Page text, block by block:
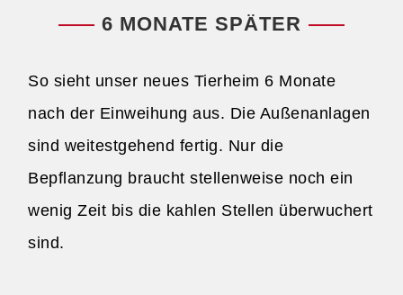
6 MONATE SPÄTER
So sieht unser neues Tierheim 6 Monate
nach der Einweihung aus. Die Außenanlagen
sind weitestgehend fertig. Nur die
Bepflanzung braucht stellenweise noch ein
wenig Zeit bis die kahlen Stellen überwuchert
sind.